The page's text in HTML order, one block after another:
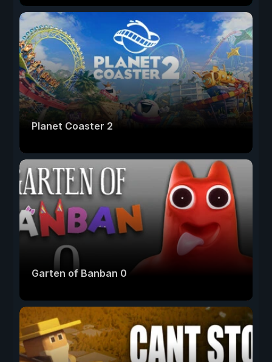
Planet Coaster 2
Garten of Banban 0